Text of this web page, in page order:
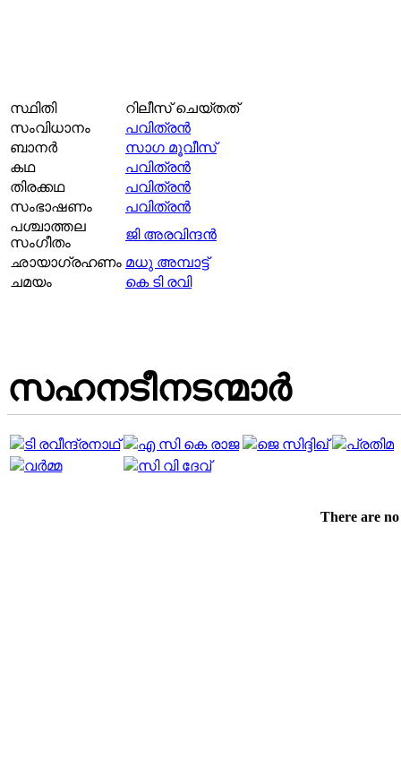
സ്ഥിതി
റിലീസ് ചെയ്തത്
സംവിധാനം
പവിത്രന്‍
ബാനര്‍
സാഗ മൂവീസ്
കഥ
പവിത്രന്‍
തിരക്കഥ
പവിത്രന്‍
സംഭാഷണം
പവിത്രന്‍
പശ്ചാത്തല
സംഗീതം
ജി അരവിന്ദൻ
ഛായാഗ്രഹണം മധു അമ്പാട്ട്
ചമയം
കെ ടി രവി
സഹനടീനടന്മാര്‍
ടി രവീന്ദ്രനാഥ് എ സി കെ രാജ ജെ സിദ്ദിഖ്
പ്രതിമ
വർമ്മ
സി വി ദേവ്
There are